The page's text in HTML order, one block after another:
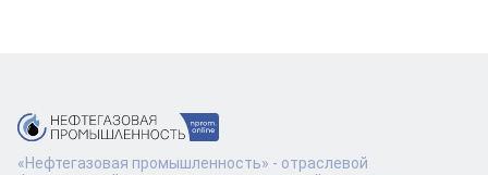
«Нефтегазовая промышленность» - отраслевой